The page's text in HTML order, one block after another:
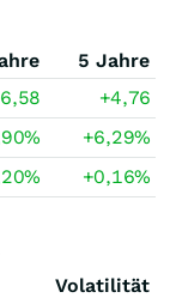
5 Jahre
+4,76
% +6,29%
% +0,16%
Volatilität